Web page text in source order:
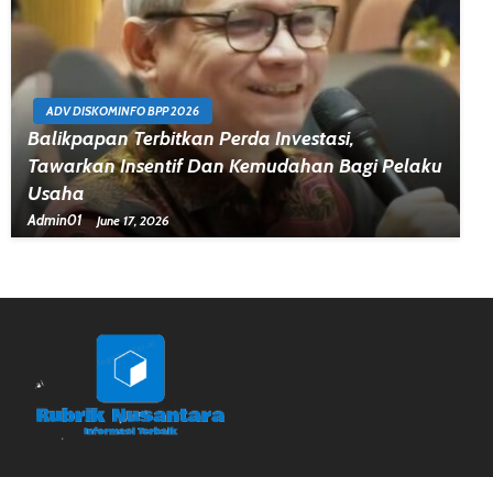
ADV DISKOMINFO BPP 2026
Balikpapan Terbitkan Perda Investasi,
Tawarkan Insentif Dan Kemudahan Bagi Pelaku
Usaha
Admin01 June 17, 2026